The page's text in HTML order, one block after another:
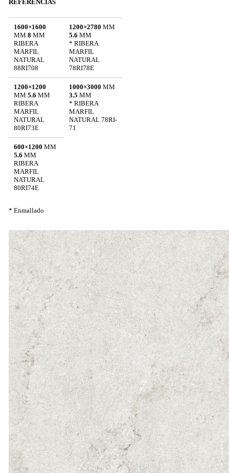
REFERENCIAS
1600×1600
MM 8 MM
RIBERA
MARFIL
NATURAL
88RI708
1200×2780 MM
5.6 MM
* RIBERA
MARFIL
NATURAL
78RI78E
1200×1200
MM 5.6 MM
RIBERA
MARFIL
NATURAL
80RI73E
1000×3000 MM
3.5 MM
* RIBERA
MARFIL
NATURAL 78RI-
71
600×1200 MM
5.6 MM
RIBERA
MARFIL
NATURAL
80RI74E
* Enmallado